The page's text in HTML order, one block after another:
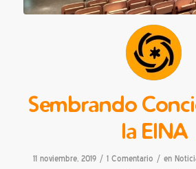
Sembrando
la EINA
11 noviembre, 2019 / 1 Comentario / en